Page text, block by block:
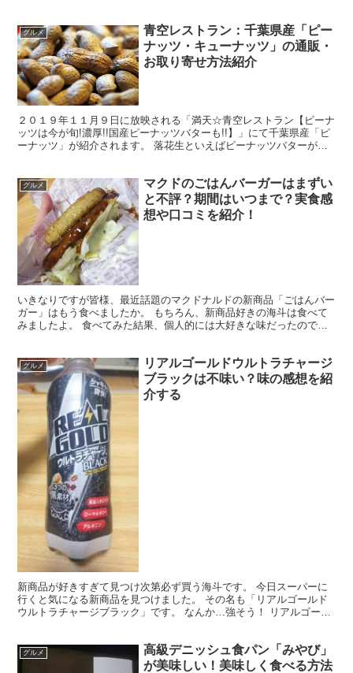
グルメ
青空レストラン：千葉県産「ピー
ナッツ・キューナッツ」の通販・
お取り寄せ方法紹介
２０１９年１１月９日に放映される「満天☆青空レストラン【ピーナ
ッツは今が旬!濃厚!!国産ピーナッツバターも!!】」にて千葉県産「ピ
ーナッツ」が紹介されます。 落花生といえばピーナッツバターが最
グルメ
マクドのごはんバーガーはまずい
と不評？期間はいつまで？実食感
想や口コミを紹介！
いきなりですが皆様、最近話題のマクドナルドの新商品「ごはんバー
ガー」はもう食べましたか。 もちろん、新商品好きの海斗は食べて
みましたよ。 食べてみた結果、個人的には大好きな味だったのです
グルメ
リアルゴールドウルトラチャージ
ブラックは不味い？味の感想を紹
介する
新商品が好きすぎて見つけ次第必ず買う海斗です。 今日スーパーに
行くと気になる新商品を見つけました。 その名も「リアルゴールド
ウルトラチャージブラック」です。 なんか…強そう！ リアルゴール
グルメ
高級デニッシュ食パン「みやび」
が美味しい！美味しく食べる方法